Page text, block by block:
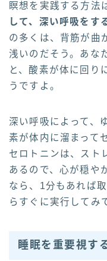
瞑想を実践する方法
して、深い呼吸をす
の多くは、背筋が曲
浅いのだそう。あな
と、酸素が体に回り
うですよ。
深い呼吸によって、
素が体内に溜まって
セロトニンは、スト
あるので、心が穏や
なら、1分もあれば
らすぐに実行してみ
睡眠を重要視す